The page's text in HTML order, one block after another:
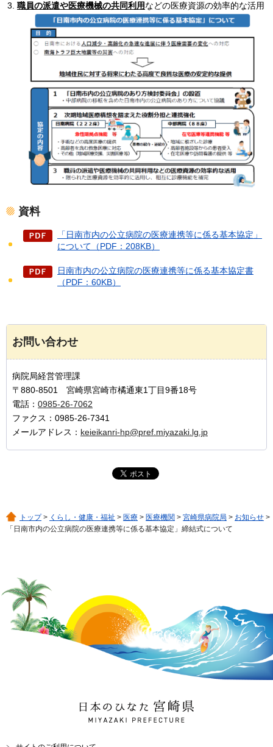
職員の派遣や医療機械の共同利用などの医療資源の効率的な活用
資料
「日南市内の公立病院の医療連携等に係る基本協定」
について（PDF：208KB）
日南市内の公立病院の医療連携等に係る基本協定書
（PDF：60KB）
お問い合わせ
病院局経営管理課
〒880-8501 宮崎県宮崎市橘通東1丁目9番18号
電話： 0985-26-7062
ファクス：0985-26-7341
メールアドレス： keieikanri-hp@pref.miyazaki.lg.jp
トップ> くらし・健康・福祉 > 医療 > 医療機関 > 宮崎県病院局 > お知らせ >
「日南市内の公立病院の医療連携等に係る基本協定」締結式について
日本のひなた 宮崎県
MIYAZAKI PREFECTURE